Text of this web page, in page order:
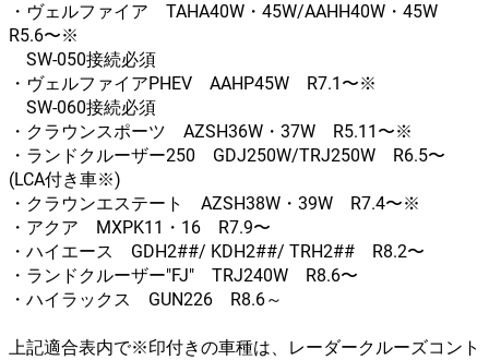
・ヴェルファイア TAHA40W・45W/AAHH40W・45W
R5.6〜※
SW-050接続必須
・ヴェルファイアPHEV AAHP45W R7.1〜※
SW-060接続必須
・クラウンスポーツ AZSH36W・37W R5.11〜※
・ランドクルーザー250 GDJ250W/TRJ250W R6.5〜
(LCA付き車※)
・クラウンエステート AZSH38W・39W R7.4〜※
・アクア MXPK11・16 R7.9〜
・ハイエース GDH2##/ KDH2##/ TRH2## R8.2〜
・ランドクルーザー"FJ" TRJ240W R8.6〜
・ハイラックス GUN226 R8.6～
上記適合表内で※印付きの車種は、レーダークルーズコント